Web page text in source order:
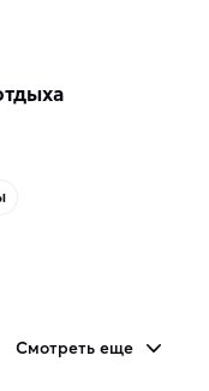
Смотреть еще